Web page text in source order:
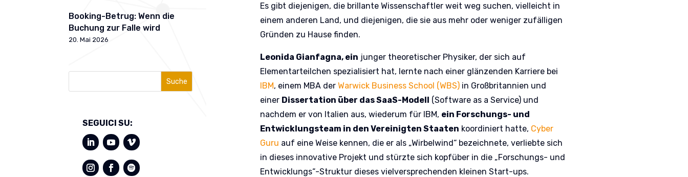
Booking-Betrug: Wenn die
Buchung zur Falle wird
20. Mai 2026
Suche
SEGUICI SU:
Es gibt diejenigen, die brillante Wissenschaftler weit weg suchen, vielleicht in
einem anderen Land, und diejenigen, die sie aus mehr oder weniger zufälligen
Gründen zu Hause finden.
Leonida Gianfagna, ein junger theoretischer Physiker, der sich auf
Elementarteilchen spezialisiert hat, lernte nach einer glänzenden Karriere bei
IBM, einem MBA der Warwick Business School (WBS)in Großbritannien und
einer Dissertation über das SaaS-Modell (Software as a Service) und
nachdem er von Italien aus, wiederum für IBM, ein Forschungs- und
Entwicklungsteam in den Vereinigten Staaten koordiniert hatte, Cyber
Guru auf eine Weise kennen, die er als „Wirbelwind“ bezeichnete, verliebte sich
in dieses innovative Projekt und stürzte sich kopfüber in die „Forschungs- und
Entwicklungs“-Struktur dieses vielversprechenden kleinen Start-ups.